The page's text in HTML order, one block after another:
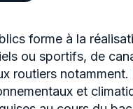
forme à la
ou sportifs, de
routiers
et